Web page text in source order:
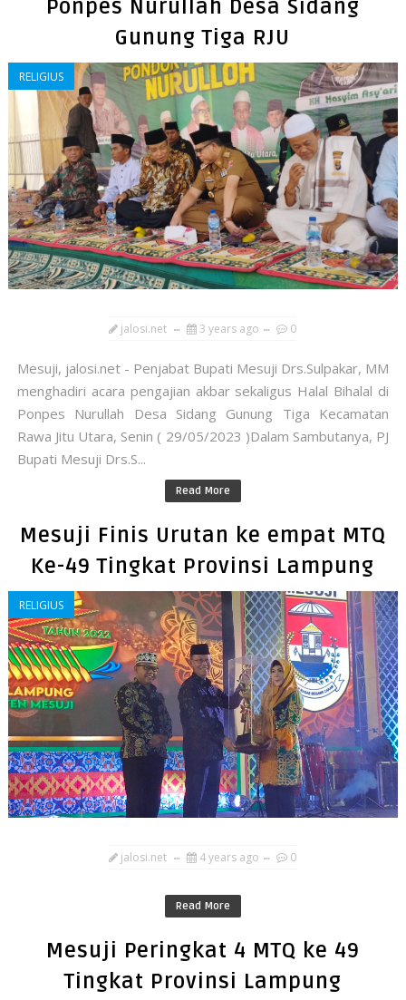
Ponpes Nurullah Desa Sidang
Gunung Tiga RJU
RELIGIUS
jalosi.net 3 years ago 0
Mesuji, jalosi.net - Penjabat Bupati Mesuji Drs.Sulpakar, MM
menghadiri acara pengajian akbar sekaligus Halal Bihalal di
Ponpes Nurullah Desa Sidang Gunung Tiga Kecamatan
Rawa Jitu Utara, Senin ( 29/05/2023 )Dalam Sambutanya, PJ
Bupati Mesuji Drs.S...
Read More
Mesuji Finis Urutan ke empat MTQ
Ke-49 Tingkat Provinsi Lampung
RELIGIUS
jalosi.net 4 years ago 0
Read More
Mesuji Peringkat 4 MTQ ke 49
Tingkat Provinsi Lampung